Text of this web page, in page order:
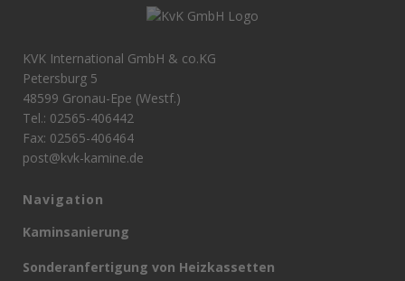
KVK International GmbH & co.KG
Petersburg 5
48599 Gronau-Epe (Westf.)
Tel.: 02565-406442
Fax: 02565-406464
post@kvk-kamine.de
Navigation
Kaminsanierung
Sonderanfertigung von Heizkassetten